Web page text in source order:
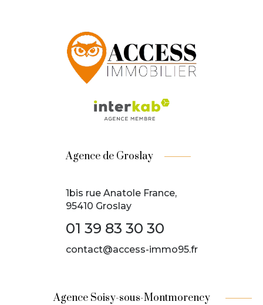
Agence de Groslay
1bis rue Anatole France,
95410 Groslay
01 39 83 30 30
contact@access-immo95.fr
Agence Soisy-sous-Montmorency